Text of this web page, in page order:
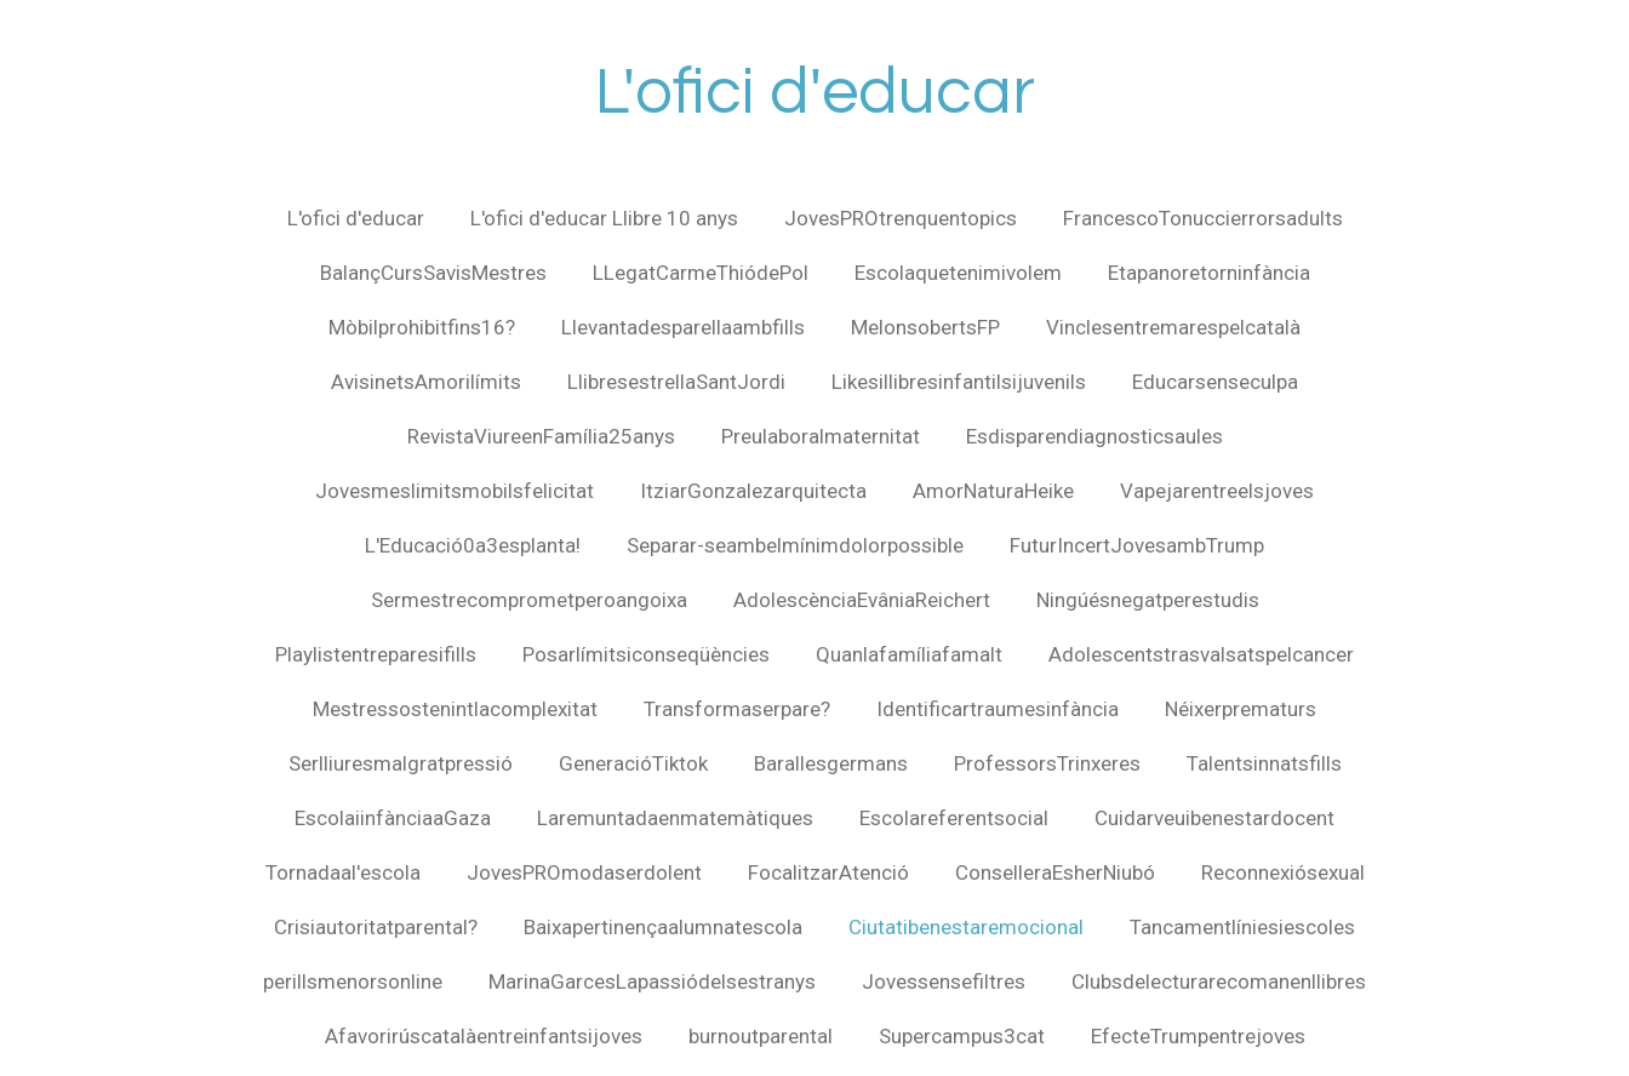
L'ofici d'educar
L'ofici d'educar L'ofici d'educar Llibre 10 anys JovesPROtrenquentopics FrancescoTonuccierrorsadults
BalançCursSavisMestres LLegatCarmeThiódePol Escolaquetenimivolem Etapanoretorninfància
Mòbilprohibitfins16? Llevantadesparellaambfills MelonsobertsFP Vinclesentremarespelcatalà
AvisinetsAmorilímits LlibresestrellaSantJordi Likesillibresinfantilsijuvenils Educarsenseculpa
RevistaViureenFamília25anys Preulaboralmaternitat Esdisparendiagnosticsaules
Jovesmeslimitsmobilsfelicitat ItziarGonzalezarquitecta AmorNaturaHeike Vapejarentreelsjoves
L'Educació0a3esplanta! Separar-seambelmínimdolorpossible FuturIncertJovesambTrump
Sermestrecomprometperoangoixa AdolescènciaEvâniaReichert Ningúésnegatperestudis
Playlistentreparesifills Posarlímitsiconseqüències Quanlafamíliafamalt Adolescentstrasvalsatspelcancer
Mestressostenintlacomplexitat Transformaserpare? Identificartraumesinfància Néixerprematurs
Serlliuresmalgratpressió GeneracióTiktok Barallesgermans ProfessorsTrinxeres Talentsinnatsfills
EscolaiinfànciaaGaza Laremuntadaenmatemàtiques Escolareferentsocial Cuidarveuibenestardocent
Tornadaal'escola JovesPROmodaserdolent FocalitzarAtenció ConselleraEsherNiubó Reconnexiósexual
Crisiautoritatparental? Baixapertinençaalumnatescola Ciutatibenestaremocional Tancamentlíniesiescoles
perillsmenorsonline MarinaGarcesLapassiódelsestranys Jovessensefiltres Clubsdelecturarecomanenllibres
Afavorirúscatalàentreinfantsijoves burnoutparental Supercampus3cat EfecteTrumpentrejoves